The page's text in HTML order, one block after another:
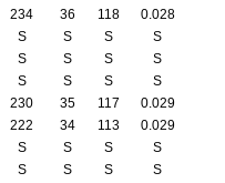
234 36 118
0.028
S S S
S
S S S
S
S S S
S
230 35 117
0.029
222 34 113
0.029
S S S
S
S S S
S